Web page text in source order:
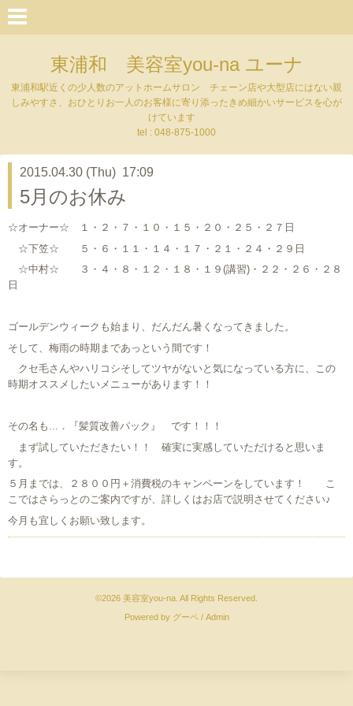
東浦和 美容室you-na ユーナ
東浦和駅近くの少人数のアットホームサロン チェーン店や大型店にはない親
しみやすさ、おひとりお一人のお客様に寄り添ったきめ細かいサービスを心が
けています
tel : 048-875-1000
2015.04.30 (Thu) 17:09
5月のお休み
☆オーナー☆ １・２・７・１０・１５・２０・２５・２７日
☆下笠☆ ５・６・１１・１４・１７・２１・２４・２９日
☆中村☆ ３・４・８・１２・１８・１９(講習)・２２・２６・２８
日
ゴールデンウィークも始まり、だんだん暑くなってきました。
そして、梅雨の時期まであっという間です！
クセ毛さんやハリコシそしてツヤがないと気になっている方に、この
時期オススメしたいメニューがあります！！
その名も...．『髪質改善パック』 です！！！
まず試していただきたい！！ 確実に実感していただけると思いま
す。
５月までは、２８００円＋消費税のキャンペーンをしています！ こ
こではさらっとのご案内ですが、詳しくはお店で説明させてください♪
今月も宜しくお願い致します。
©2026 美容室you-na . All Rights Reserved.
Powered by グーペ/ Admin